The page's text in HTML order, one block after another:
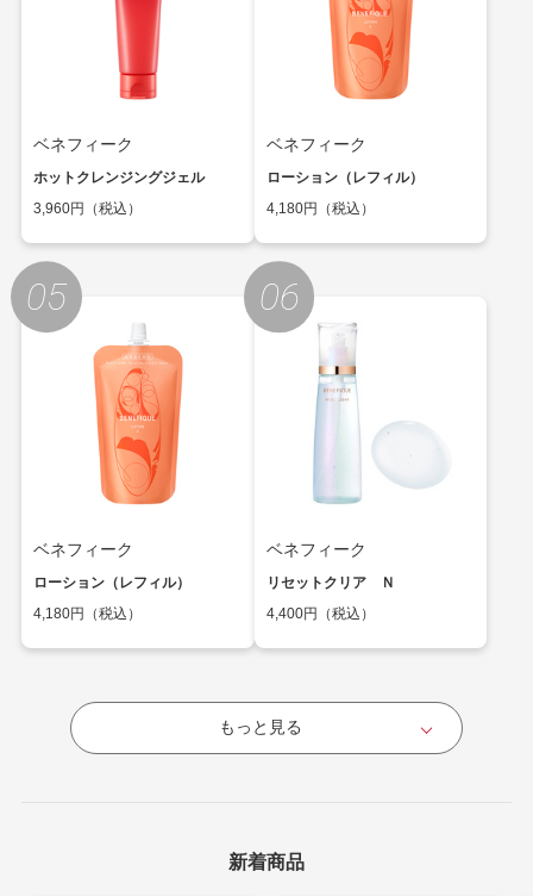
ベネフィーク
ホットクレンジングジェル
3,960円（税込）
ベネフィーク
ローション（レフィル）
4,180円（税込）
ベネフィーク
ローション（レフィル）
4,180円（税込）
ベネフィーク
リセットクリア Ｎ
4,400円（税込）
もっと見る
新着商品